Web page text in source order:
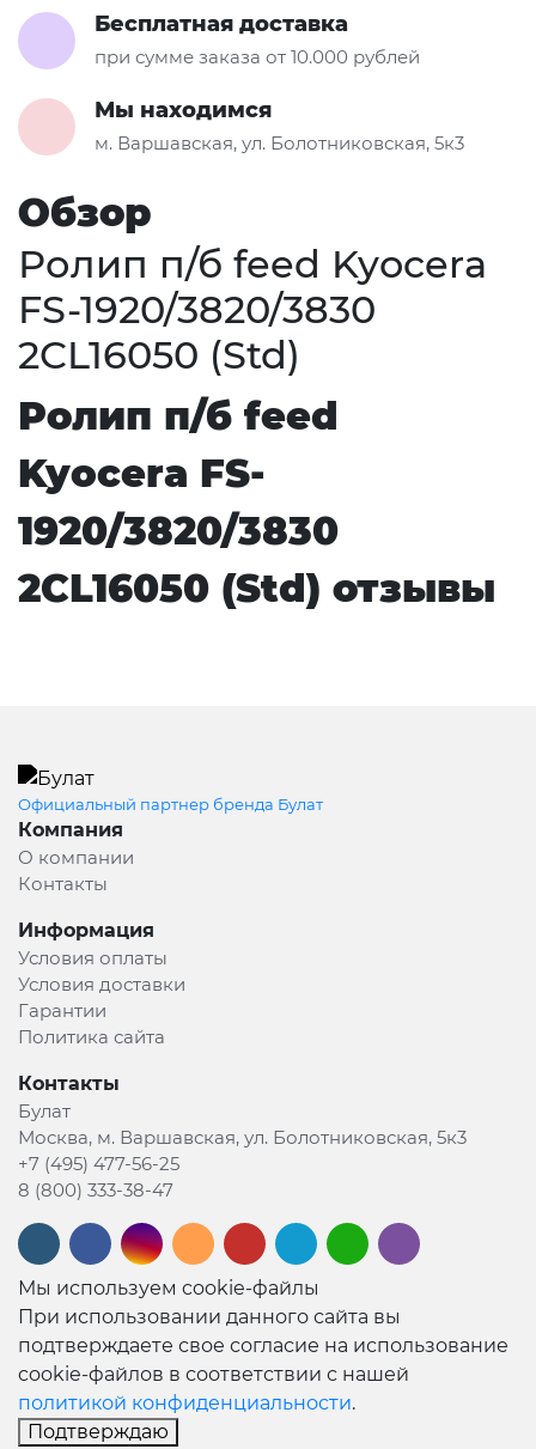
Бесплатная доставка
при сумме заказа от 10.000 рублей
Мы находимся
м. Варшавская, ул. Болотниковская, 5к3
Обзор
Ролип п/б feed Kyocera
FS-1920/3820/3830
2CL16050 (Std)
Ролип п/б feed
Kyocera FS-
1920/3820/3830
2CL16050 (Std) отзывы
Официальный партнер бренда Булат
Компания
О компании
Контакты
Информация
Условия оплаты
Условия доставки
Гарантии
Политика сайта
Контакты
Булат
Москва, м. Варшавская, ул. Болотниковская, 5к3
+7 (495) 477-56-25
8 (800) 333-38-47
Мы используем cookie-файлы
При использовании данного сайта вы
подтверждаете свое согласие на использование
cookie-файлов в соответствии с нашей
политикой конфиденциальности.
Подтверждаю